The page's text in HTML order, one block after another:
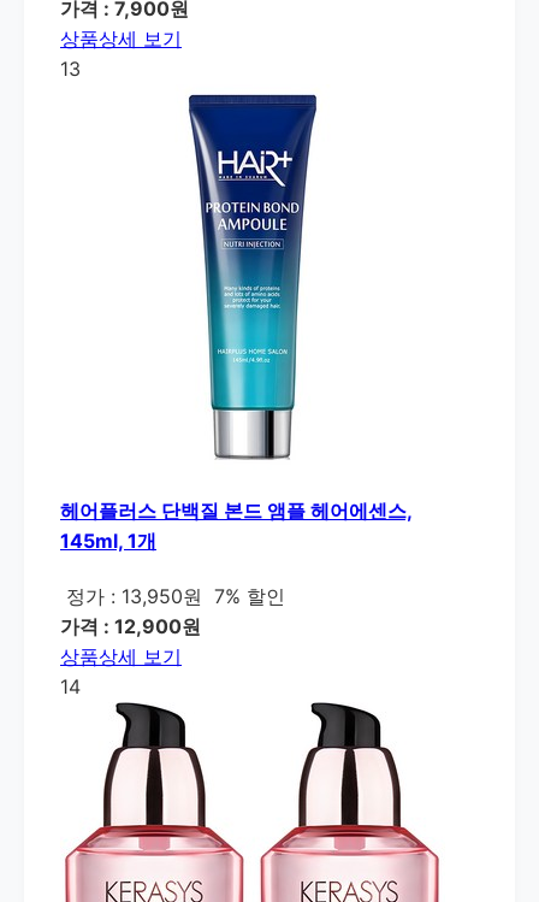
가격 : 7,900원
상품상세 보기
13
헤어플러스 단백질 본드 앰플 헤어에센스,
145ml, 1개
정가 : 13,950원 7% 할인
가격 : 12,900원
상품상세 보기
14